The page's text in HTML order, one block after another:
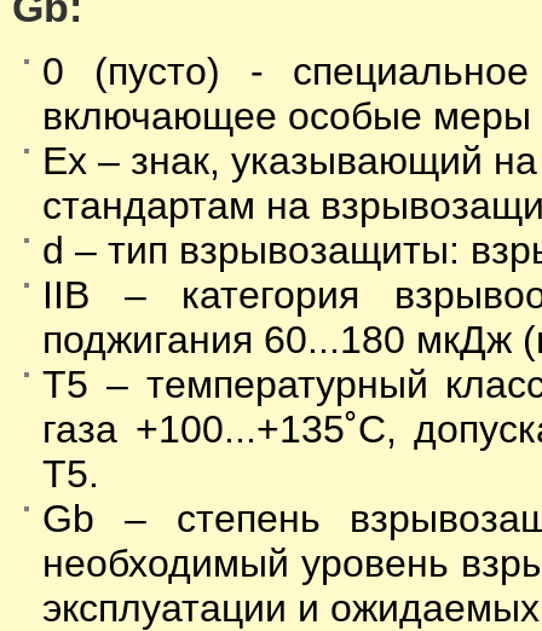
0 (пусто) - специальное
включающее особые меры
Ex – знак, указывающий на
стандартам на
d – тип взрывозащиты:
IIB – категория
поджигания 60...180 мкДж
Т5 – температурный
газа +100...+135˚С,
Т5.
Gb – степень
необходимый уровень
эксплуатации и